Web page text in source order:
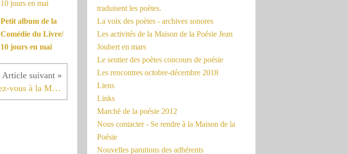
Petit album de la
Comédie du Livre/
10 jours en mai
Octobre: les rendez-vous à la Maison de la Poésie Jean Joubert
traduisent les poètes.
La voix des poètes - archives sonores
Les activités de la Maison de la Poésie Jean
Joubert en mars
Le sentier des poètes concours de poésie
Les rencontres octobre-décembre 2018
Liens
Links
Marché de la poésie 2012
Nous contacter - Se rendre à la Maison de la
Poésie
Nouvelles parutions des adhérents